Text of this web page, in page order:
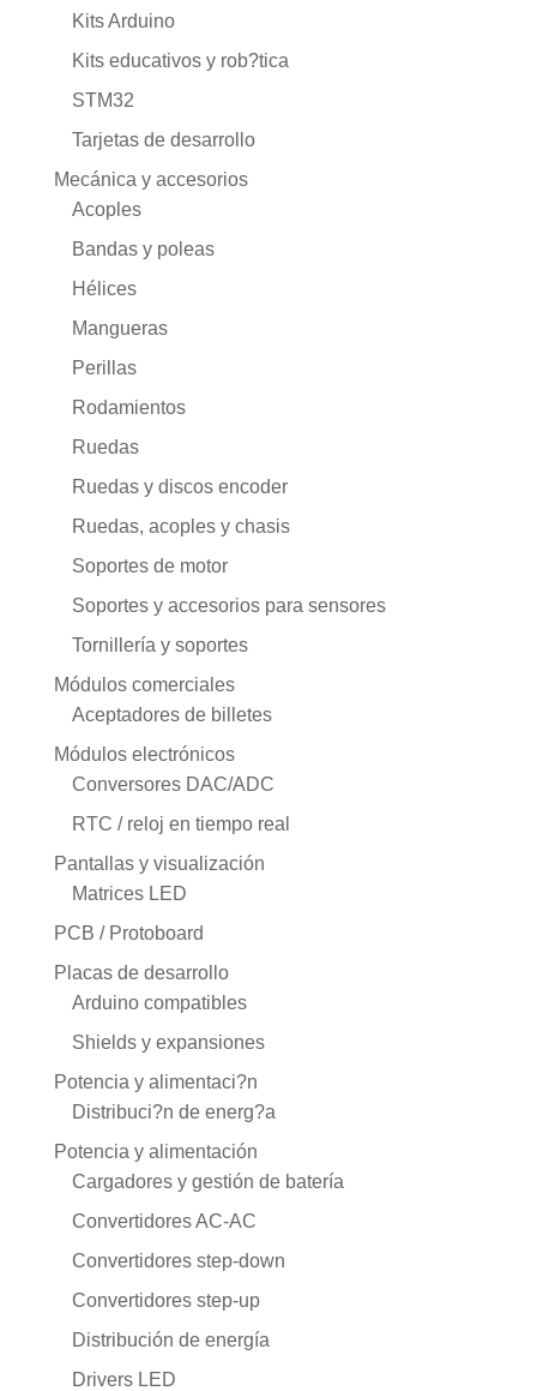
Kits Arduino
Kits educativos y rob?tica
STM32
Tarjetas de desarrollo
Mecánica y accesorios
Acoples
Bandas y poleas
Hélices
Mangueras
Perillas
Rodamientos
Ruedas
Ruedas y discos encoder
Ruedas, acoples y chasis
Soportes de motor
Soportes y accesorios para sensores
Tornillería y soportes
Módulos comerciales
Aceptadores de billetes
Módulos electrónicos
Conversores DAC/ADC
RTC / reloj en tiempo real
Pantallas y visualización
Matrices LED
PCB / Protoboard
Placas de desarrollo
Arduino compatibles
Shields y expansiones
Potencia y alimentaci?n
Distribuci?n de energ?a
Potencia y alimentación
Cargadores y gestión de batería
Convertidores AC-AC
Convertidores step-down
Convertidores step-up
Distribución de energía
Drivers LED